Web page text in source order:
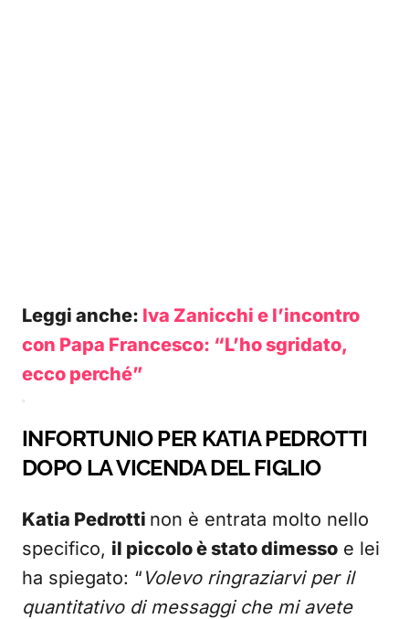
Leggi anche: Iva Zanicchi e l’incontro
con Papa Francesco: “L’ho sgridato,
ecco perché”
INFORTUNIO PER KATIA PEDROTTI
DOPO LA VICENDA DEL FIGLIO
Katia Pedrotti non è entrata molto nello
specifico, il piccolo è stato dimesso e lei
ha spiegato: “ Volevo ringraziarvi per il
quantitativo di messaggi che mi avete